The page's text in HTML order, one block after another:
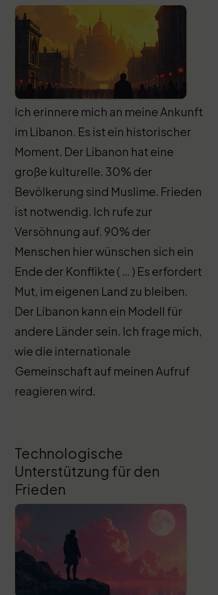
Ich erinnere mich an meine Ankunft
im Libanon. Es ist ein historischer
Moment. Der Libanon hat eine
große kulturelle. 30% der
Bevölkerung sind Muslime. Frieden
ist notwendig. Ich rufe zur
Versöhnung auf. 90% der
Menschen hier wünschen sich ein
Ende der Konflikte ( … ) Es erfordert
Mut, im eigenen Land zu bleiben.
Der Libanon kann ein Modell für
andere Länder sein. Ich frage mich,
wie die internationale
Gemeinschaft auf meinen Aufruf
reagieren wird.
Technologische
Unterstützung für den
Frieden